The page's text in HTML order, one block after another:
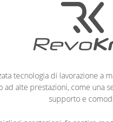
tecnologia di lavorazione a
alte prestazioni, come una
supporto e